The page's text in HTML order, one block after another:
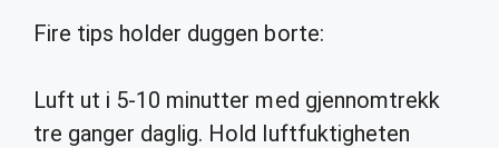
Fire tips holder duggen borte:
Luft ut i 5-10 minutter med gjennomtrekk
tre ganger daglig. Hold luftfuktigheten